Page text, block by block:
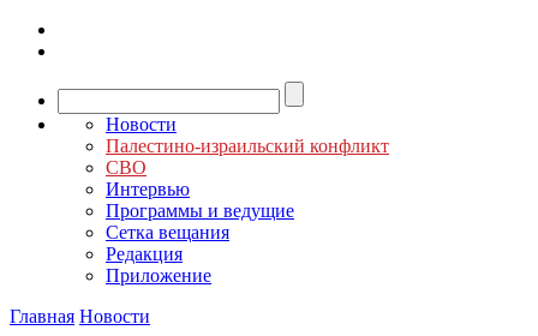
Новости
Палестино-израильский конфликт
СВО
Интервью
Программы и ведущие
Сетка вещания
Редакция
Приложение
Главная Новости